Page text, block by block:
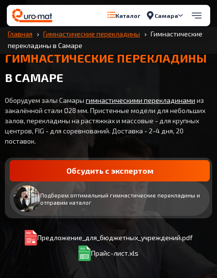
Каталог Самара
Главная Гимнастические перекладины
Гимнастические
перекладины в Самаре
ГИМНАСТИЧЕСКИЕ ПЕРЕКЛАДИНЫ
В САМАРЕ
Оборудуем залы Самары гимнастическими перекладинами из
закалённой стали Ø28 мм. Пристенные модели для небольших
залов, перекладины на растяжках и массовые - для крупных
центров, FIG - для соревнований. Доставка - 2-4 дня, 20
поставок.
Обсудить с экспертом
Подберем оптимальный гимнастические перекладины и
отправим каталог
Предложение_для_бюджетных_учреждений.pdf
Прайс-лист.xls